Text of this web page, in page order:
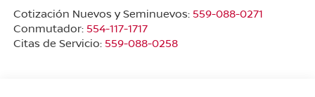
Cotización Nuevos y Seminuevos: 559-088-0271
Conmutador: 554-117-1717
Citas de Servicio: 559-088-0258